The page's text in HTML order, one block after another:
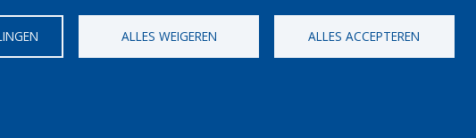
ALLES WEIGEREN ALLES ACCEPTEREN